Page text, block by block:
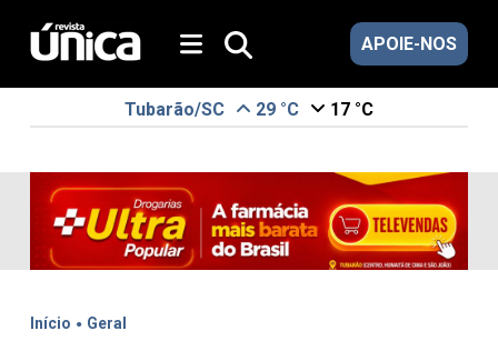
APOIE-NOS
Tubarão/SC 29 °C 17 °C
Início . Geral